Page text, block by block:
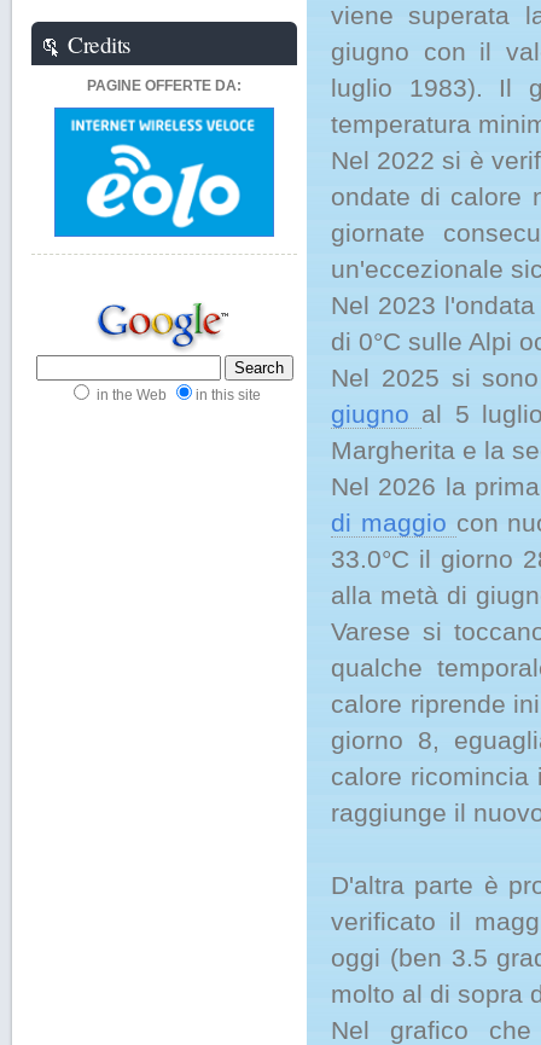
viene superata
giugno con il
luglio 1983). Il
temperatura
Nel 2022 si è
ondate di calore
giornate
un'eccezionale
Nel 2023
di 0°C sulle Alpi
Nel 2025 si
giugno al 5
Margherita e la
Nel 2026 la
di maggio con
33.0°C il giorno
alla metà di
Varese si
qualche
calore riprende
giorno 8,
calore
raggiunge il
D'altra parte è
verificato il
oggi (ben 3.5
molto al di sopra
Nel grafico
Credits
PAGINE OFFERTE DA:
in the Web in this site